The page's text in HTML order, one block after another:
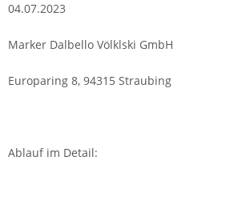
04.07.2023
Marker Dalbello Völklski GmbH
Europaring 8, 94315 Straubing
Ablauf im Detail: